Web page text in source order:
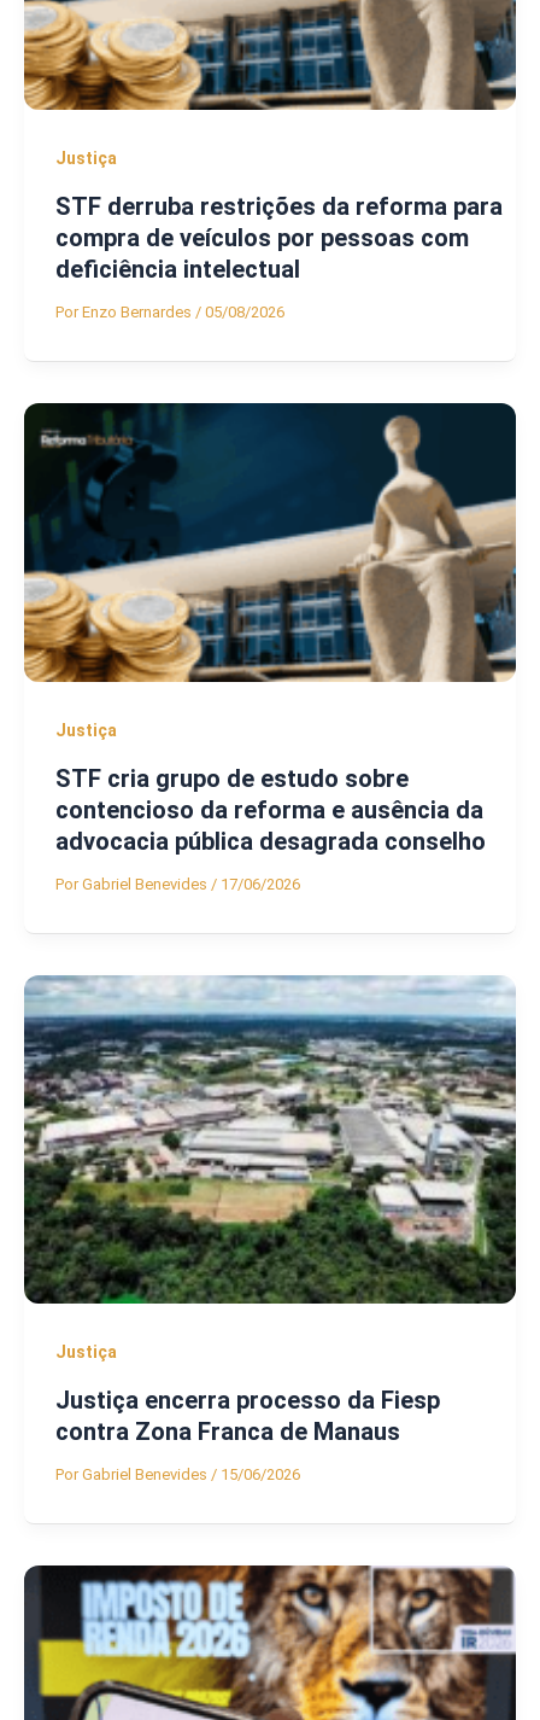
Justiça
STF derruba restrições da reforma para
compra de veículos por pessoas com
deficiência intelectual
PorEnzo Bernardes / 05/08/2026
Justiça
STF cria grupo de estudo sobre
contencioso da reforma e ausência da
advocacia pública desagrada conselho
PorGabriel Benevides / 17/06/2026
Justiça
Justiça encerra processo da Fiesp
contra Zona Franca de Manaus
PorGabriel Benevides / 15/06/2026